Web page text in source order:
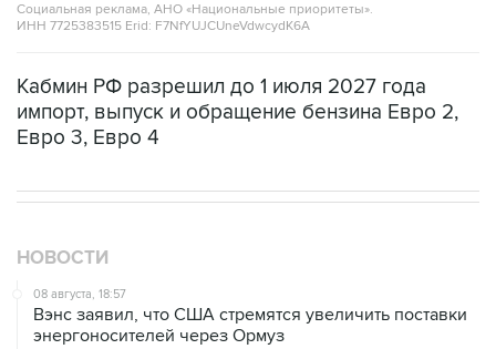
Социальная реклама, АНО «Национальные приоритеты».
ИНН 7725383515 Erid: F7NfYUJCUneVdwcydK6A
Кабмин РФ разрешил до 1 июля 2027 года
импорт, выпуск и обращение бензина Евро 2,
Евро 3, Евро 4
НОВОСТИ
08 августа, 18:57
Вэнс заявил, что США стремятся увеличить поставки
энергоносителей через Ормуз